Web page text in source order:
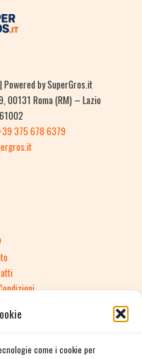
come i cookie per
by SuperGros.it
00131 Roma (RM) – Lazio
375 678 6379
di Reso
e consegna